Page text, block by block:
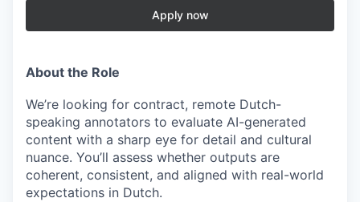
Apply now
About the Role
We’re looking for contract, remote Dutch-
speaking annotators to evaluate AI-generated
content with a sharp eye for detail and cultural
nuance. You’ll assess whether outputs are
coherent, consistent, and aligned with real-world
expectations in Dutch.